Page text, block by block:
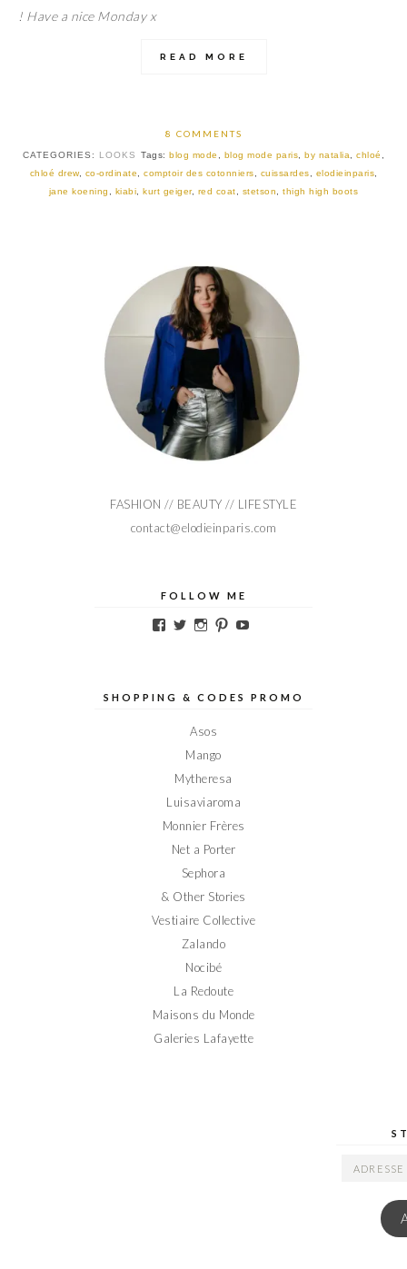
! Have a nice Monday x
READ MORE
8 COMMENTS
CATEGORIES: LOOKS Tags: blog mode , blog mode paris, by natalia, chloé ,
chloé drew, co-ordinate, comptoir des cotonniers, cuissardes, elodieinparis,
jane koening , kiabi, kurt geiger, red coat, stetson,thigh high boots
FASHION // BEAUTY // LIFESTYLE
contact@elodieinparis.com
FOLLOW ME
Voir
sur
Voir
sur
Voir
sur
Voir
sur sur
SHOPPING & CODES PROMO
Asos
Mango
Mytheresa
Luisaviaroma
Monnier Frères
Net a Porter
Sephora
& Other Stories
Vestiaire Collective
Zalando
Nocibé
La Redoute
Maisons du Monde
Galeries Lafayette
ADRESSE